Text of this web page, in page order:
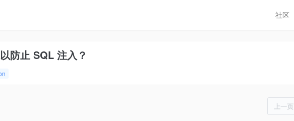
社区
防止 SQL 注入？
上一页